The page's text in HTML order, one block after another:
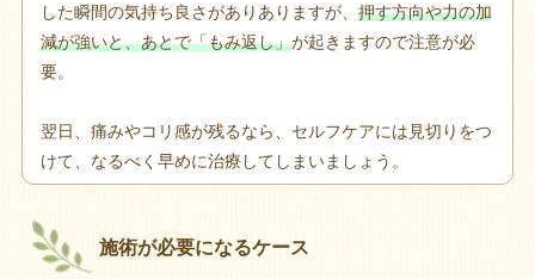
した瞬間の気持ち良さがありありますが、 押す方向や力の加
減が強いと、あとで「もみ返し」が起きますので注意が必
要。
翌日、痛みやコリ感が残るなら、セルフケアには見切りをつ
けて、なるべく早めに治療してしまいましょう。
施術が必要になるケース